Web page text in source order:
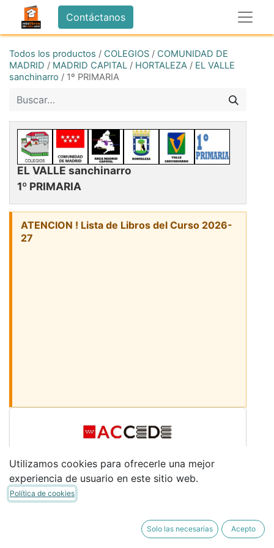
Contáctanos
Todos los productos / COLEGIOS / COMUNIDAD DE
MADRID / MADRID CAPITAL / HORTALEZA / EL VALLE
sanchinarro / 1º PRIMARIA
EL VALLE sanchinarro
1º PRIMARIA
ATENCION ! Lista de Libros del Curso 2026-
27
LIBROS COMUNES
Desmarca los libros que no necesites. (Si
perteneces al PLAN ACCEDE, desmarca los
libros indicados "INCLUIDO ACCEDE")
Sigue bajando para ver más libros
Utilizamos cookies para ofrecerle una mejor
experiencia de usuario en este sitio web.
Política de cookies
Solo las necesarias Acepto